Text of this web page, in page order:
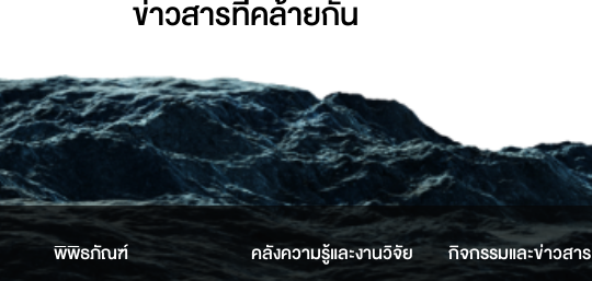
ข่าวสารที่่คล้ายกัน
พิพิธภัณฑ์ คลังความรู้และงานวิจัย กิจกรรมและข่าวสาร